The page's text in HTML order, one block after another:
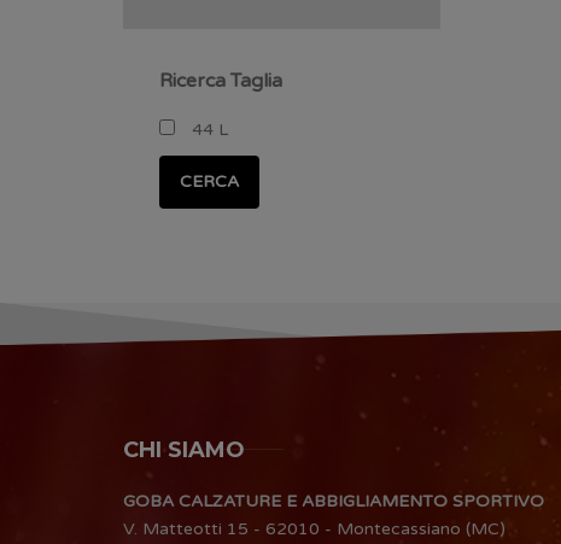
Ricerca Taglia
44 L
CERCA
CHI SIAMO
GOBA CALZATURE E ABBIGLIAMENTO SPORTIVO
V. Matteotti 15 - 62010 - Montecassiano (MC)